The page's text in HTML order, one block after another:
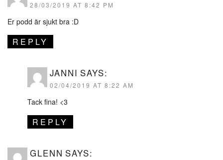
28/03/2019 AT 8:42 PM
Er podd är sjukt bra :D
REPLY
JANNI SAYS:
02/04/2019 AT 8:22 AM
Tack fina! <3
REPLY
GLENN SAYS: